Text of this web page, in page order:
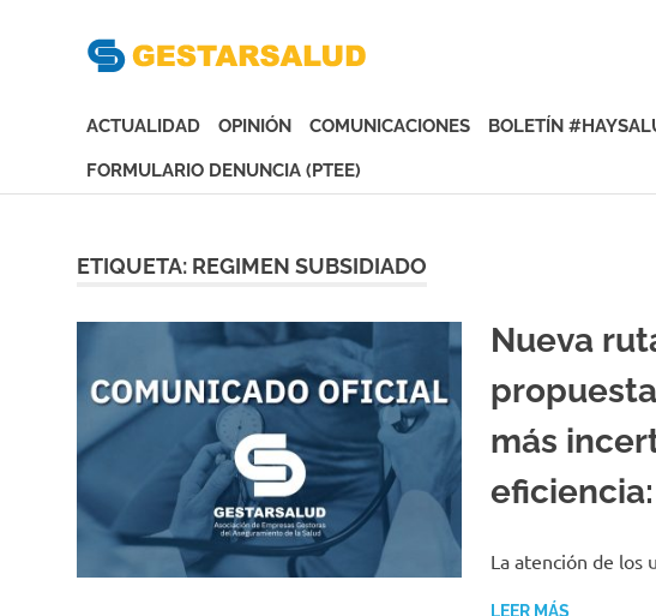
contenido
de
Gestoras
del
la
ACTUALIDAD OPINIÓN COMUNICACIONES BOLETÍN
FORMULARIO DENUNCIA (PTEE)
ETIQUETA: REGIMEN SUBSIDIADO
Nueva
más
La atención de los
LEER MÁS